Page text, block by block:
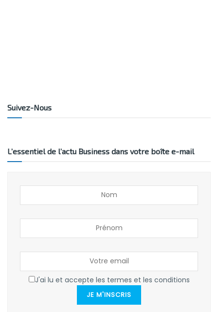
Suivez-Nous
L’essentiel de l’actu Business dans votre boîte e-mail
J'ai lu et accepte les termes et les conditions
JE M'INSCRIS